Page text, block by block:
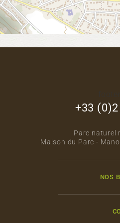
+33
Parc naturel
Maison du Parc -
NOS